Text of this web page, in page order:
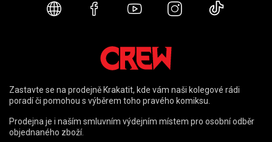
Webové stránky
FacebookYouTubeInstagram
Zastavte se na prodejně Krakatit, kde vám naši kolegové rádi
poradí či pomohou s výběrem toho pravého komiksu.
Prodejna je i naším smluvním výdejním místem pro osobní odběr
objednaného zboží.